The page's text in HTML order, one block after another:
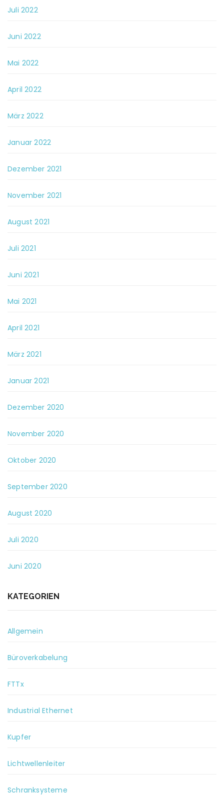
Juli 2022
Juni 2022
Mai 2022
April 2022
März 2022
Januar 2022
Dezember 2021
November 2021
August 2021
Juli 2021
Juni 2021
Mai 2021
April 2021
März 2021
Januar 2021
Dezember 2020
November 2020
Oktober 2020
September 2020
August 2020
Juli 2020
Juni 2020
KATEGORIEN
Allgemein
Büroverkabelung
FTTx
Industrial Ethernet
Kupfer
Lichtwellenleiter
Schranksysteme